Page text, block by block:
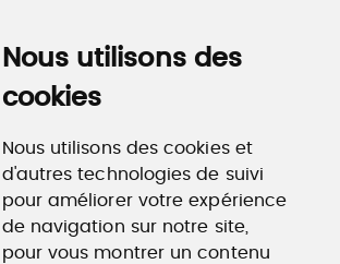
Nous utilisons des
cookies
Nous utilisons des cookies et
d'autres technologies de suivi
pour améliorer votre expérience
de navigation sur notre site,
pour vous montrer un contenu
Emploi
du secteur culturel 784.000 visites et
www.profilculture.com
Formation
et annuaire des formations aux métiers
de la culture.